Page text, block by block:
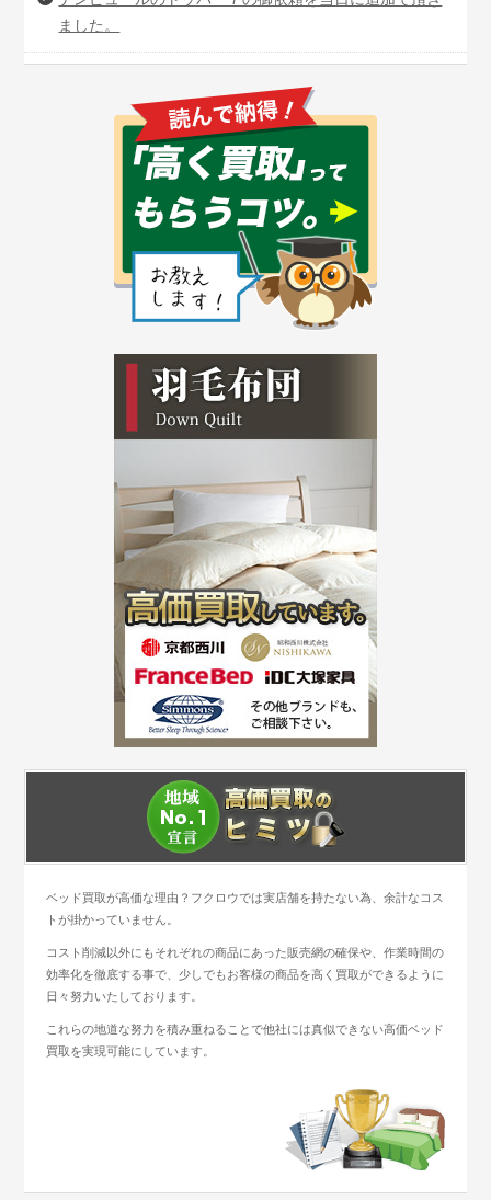
ました。
ベッド買取が高価な理由？フクロウでは実店舗を持たない為、余計なコス
トが掛かっていません。
コスト削減以外にもそれぞれの商品にあった販売網の確保や、作業時間の
効率化を徹底する事で、少しでもお客様の商品を高く買取ができるように
日々努力いたしております。
これらの地道な努力を積み重ねることで他社には真似できない高価ベッド
買取を実現可能にしています。